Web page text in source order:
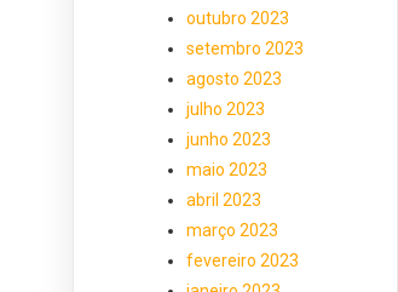
outubro 2023
setembro 2023
agosto 2023
julho 2023
junho 2023
maio 2023
abril 2023
março 2023
fevereiro 2023